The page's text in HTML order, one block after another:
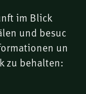
im Blick
und besuc
un
zu behalten: